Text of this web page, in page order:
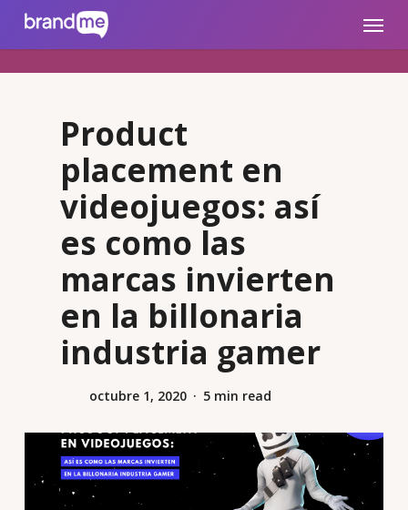
brandme.la Menu
Product
placement en
videojuegos: así
es como las
marcas invierten
en la billonaria
industria gamer
octubre 1, 2020 5 min read